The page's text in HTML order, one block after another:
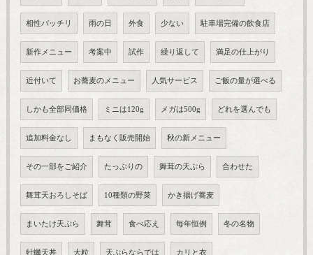
相性バッチリ 雨の日 外食 少ない 駐車場完備の飲食店
新作メニュー 考案中 試作 繰り返して 満足の仕上がり
近付いて お蕎麦のメニュー 人気サービス ご飯の量が選べる
しかも全部同価格 ミニは120g メガは500g どれを選んでも
追加料金なし まもなく販売開始 秋の新メニュー
その一部をご紹介 たっぷりの 舞茸の天ぷら 合わせた
舞茸天おろしそば 10種類の野菜 かき揚げ蕎麦
まいたけ天ぷら 舞茸 食べ応え 毎年恒例 冬の名物
牡蠣天丼 大粒 天ぷらならでは カリと衣